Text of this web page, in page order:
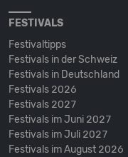
FESTIVALS
Festivaltipps
Festivals in der Schweiz
Festivals in Deutschland
Festivals 2026
Festivals 2027
Festivals im Juni 2027
Festivals im Juli 2027
Festivals im August 2026